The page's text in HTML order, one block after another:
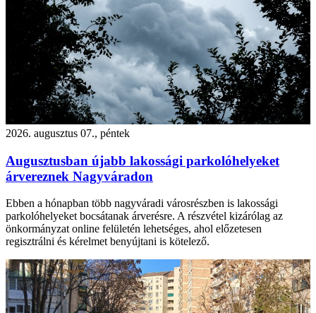
2026. augusztus 07., péntek
Augusztusban újabb lakossági parkolóhelyeket
árvereznek Nagyváradon
Ebben a hónapban több nagyváradi városrészben is lakossági
parkolóhelyeket bocsátanak árverésre. A részvétel kizárólag az
önkormányzat online felületén lehetséges, ahol előzetesen
regisztrálni és kérelmet benyújtani is kötelező.